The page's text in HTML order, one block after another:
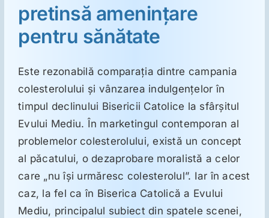
Suplimente
Reumatologie
Ginecologie
Mesajele lui Reichelt
Dietă
pretinsă ameninţare
pentru sănătate
Este rezonabilă comparaţia dintre campania
colesterolului şi vânzarea indulgenţelor în
timpul declinului Bisericii Catolice la sfârşitul
Evului Mediu. În marketingul contemporan al
problemelor colesterolului, există un concept
al păcatului, o dezaprobare moralistă a celor
care „nu îşi urmăresc colesterolul”. Iar în acest
caz, la fel ca în Biserica Catolică a Evului
Mediu, principalul subiect din spatele scenei,